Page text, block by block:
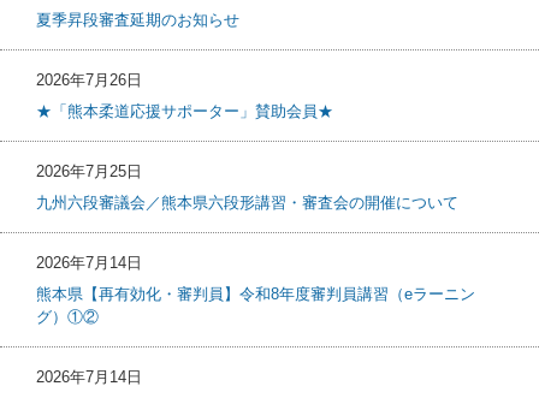
夏季昇段審査延期のお知らせ
2026年7月26日
★「熊本柔道応援サポーター」賛助会員★
2026年7月25日
九州六段審議会／熊本県六段形講習・審査会の開催について
2026年7月14日
熊本県【再有効化・審判員】令和8年度審判員講習（eラーニン
グ）①②
2026年7月14日